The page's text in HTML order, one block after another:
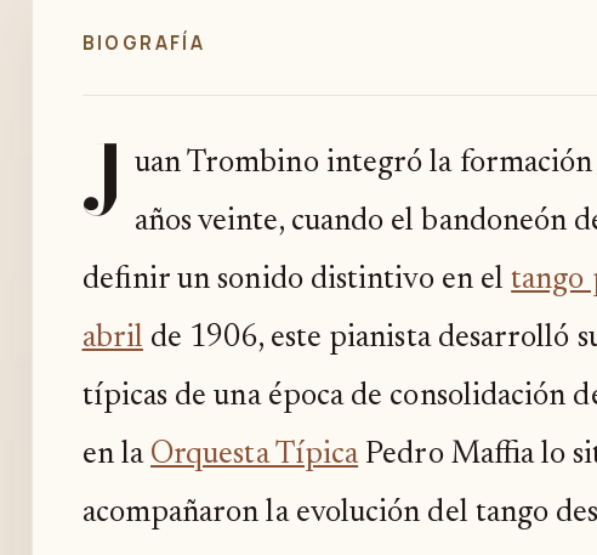
BIOGRAFÍA
J uan Trombino integró la formación
años veinte, cuando el bandoneón
definir un sonido distintivo en eltango
abril de 1906, este pianista desarrolló
típicas de una época de consolidación
en la Orquesta TípicaPedro Maffia lo
acompañaron la evolución del tango